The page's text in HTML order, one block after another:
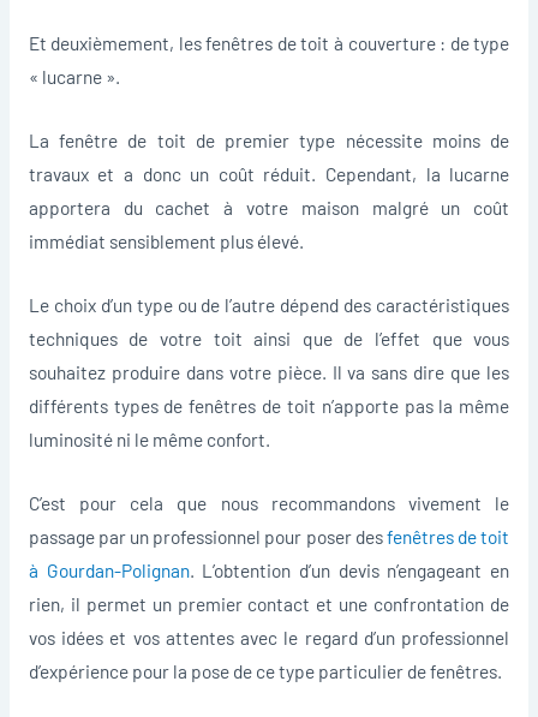
Et deuxièmement, les fenêtres de toit à couverture : de type
« lucarne ».
La fenêtre de toit de premier type nécessite moins de
travaux et a donc un coût réduit. Cependant, la lucarne
apportera du cachet à votre maison malgré un coût
immédiat sensiblement plus élevé.
Le choix d’un type ou de l’autre dépend des caractéristiques
techniques de votre toit ainsi que de l’effet que vous
souhaitez produire dans votre pièce. Il va sans dire que les
différents types de fenêtres de toit n’apporte pas la même
luminosité ni le même confort.
C’est pour cela que nous recommandons vivement le
passage par un professionnel pour poser desfenêtres de toit
à Gourdan-Polignan. L’obtention d’un devis n’engageant en
rien, il permet un premier contact et une confrontation de
vos idées et vos attentes avec le regard d’un professionnel
d’expérience pour la pose de ce type particulier de fenêtres.